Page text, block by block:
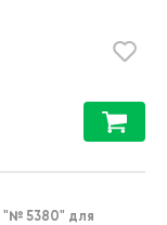
"№ 5380" для